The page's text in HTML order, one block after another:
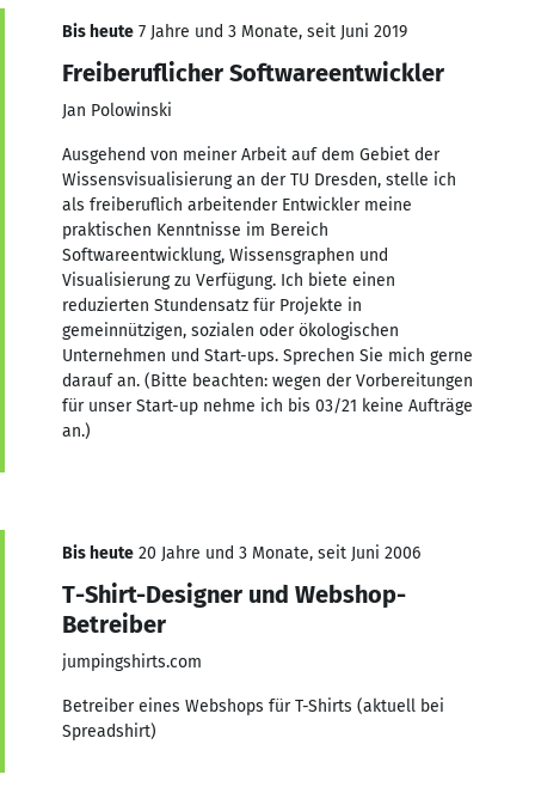
Bis heute 7 Jahre und 3 Monate, seit Juni 2019
Freiberuflicher Softwareentwickler
Jan Polowinski
Ausgehend von meiner Arbeit auf dem Gebiet der
Wissensvisualisierung an der TU Dresden, stelle ich
als freiberuflich arbeitender Entwickler meine
praktischen Kenntnisse im Bereich
Softwareentwicklung, Wissensgraphen und
Visualisierung zu Verfügung. Ich biete einen
reduzierten Stundensatz für Projekte in
gemeinnützigen, sozialen oder ökologischen
Unternehmen und Start-ups. Sprechen Sie mich gerne
darauf an. (Bitte beachten: wegen der Vorbereitungen
für unser Start-up nehme ich bis 03/21 keine Aufträge
an.)
Bis heute 20 Jahre und 3 Monate, seit Juni 2006
T-Shirt-Designer und Webshop-
Betreiber
jumpingshirts.com
Betreiber eines Webshops für T-Shirts (aktuell bei
Spreadshirt)